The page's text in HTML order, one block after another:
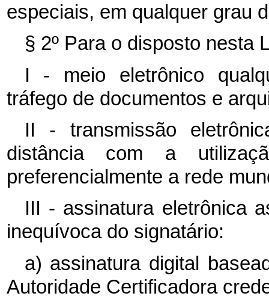
especiais, em qualquer grau
§ 2º Para o disposto nesta
I - meio eletrônico
tráfego de documentos e
II - transmissão
distância com a
preferencialmente a rede
III - assinatura eletrônica
inequívoca do signatário:
a) assinatura digital
Autoridade Certificadora